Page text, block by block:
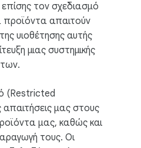
τον σχεδιασμό
προϊόντα απαιτούν
υιοθέτησης αυτής
μιας συστημικής
(Restricted
απαιτήσεις μας στους
μας, καθώς και
τους. Οι